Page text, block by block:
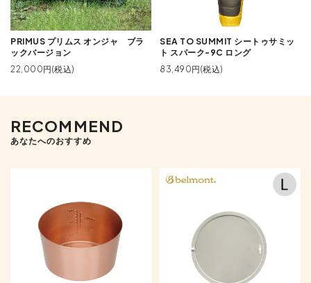
PRIMUS プリムス オンジャ ブラ
ックバージョン
22,000円(税込)
SEA TO SUMMIT シートゥサミッ
ト スパーク-9C ロング
83,490円(税込)
RECOMMEND
あなたへのおすすめ